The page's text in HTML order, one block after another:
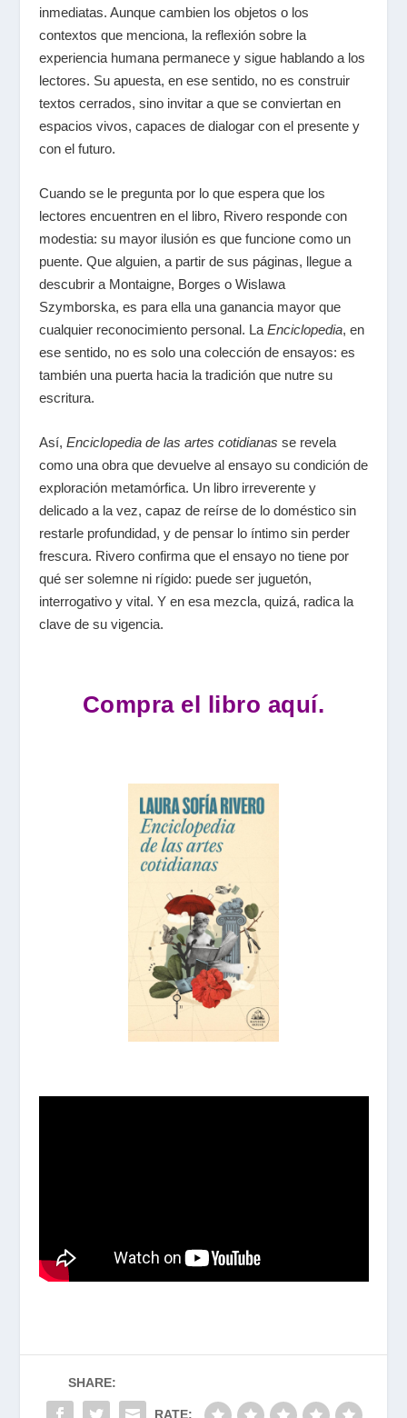
inmediatas. Aunque cambien los objetos o los
contextos que menciona, la reflexión sobre la
experiencia humana permanece y sigue hablando a los
lectores. Su apuesta, en ese sentido, no es construir
textos cerrados, sino invitar a que se conviertan en
espacios vivos, capaces de dialogar con el presente y
con el futuro.
Cuando se le pregunta por lo que espera que los
lectores encuentren en el libro, Rivero responde con
modestia: su mayor ilusión es que funcione como un
puente. Que alguien, a partir de sus páginas, llegue a
descubrir a Montaigne, Borges o Wislawa
Szymborska, es para ella una ganancia mayor que
cualquier reconocimiento personal. La Enciclopedia, en
ese sentido, no es solo una colección de ensayos: es
también una puerta hacia la tradición que nutre su
escritura.
Así, Enciclopedia de las artes cotidianas se revela
como una obra que devuelve al ensayo su condición de
exploración metamórfica. Un libro irreverente y
delicado a la vez, capaz de reírse de lo doméstico sin
restarle profundidad, y de pensar lo íntimo sin perder
frescura. Rivero confirma que el ensayo no tiene por
qué ser solemne ni rígido: puede ser juguetón,
interrogativo y vital. Y en esa mezcla, quizá, radica la
clave de su vigencia.
Compra el libro aquí.
SHARE:
RATE: